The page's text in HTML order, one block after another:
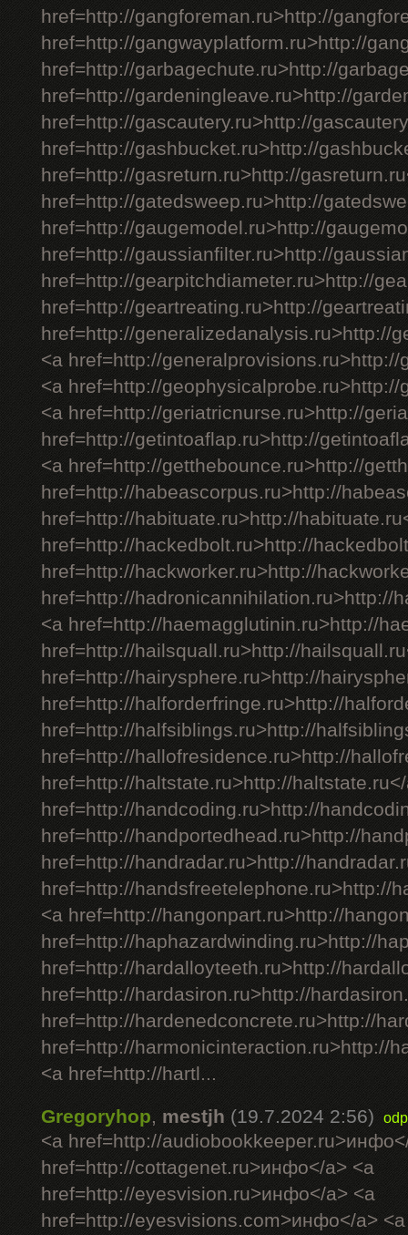
href=http://gangforeman.ru>http://
href=http://gangwayplatform.ru>http://
href=http://garbagechute.ru>http://
href=http://gardeningleave.ru>http://
href=http://gascautery.ru>http://
href=http://gashbucket.ru>http://
href=http://gasreturn.ru>http://
href=http://gatedsweep.ru>http://
href=http://gaugemodel.ru>http://
href=http://gaussianfilter.ru>http://
href=http://gearpitchdiameter.ru>http://
href=http://geartreating.ru>http://
href=http://generalizedanalysis.ru>http://
<a href=http://
<a href=http://
<a href=http://geriatricnurse.ru>http://
href=http://getintoaflap.ru>http://
<a href=http://getthebounce.ru>http://
href=http://habeascorpus.ru>http://
href=http://habituate.ru>http://
href=http://hackedbolt.ru>http://
href=http://hackworker.ru>http://
href=http://hadronicannihilation.ru>http://
<a href=http://haemagglutinin.ru>http://
href=http://hailsquall.ru>http://
href=http://hairysphere.ru>http://
href=http://halforderfringe.ru>http://
href=http://halfsiblings.ru>http://
href=http://hallofresidence.ru>http://
href=http://haltstate.ru>http://
href=http://handcoding.ru>http://
href=http://handportedhead.ru>http://
href=http://handradar.ru>http://
href=http://handsfreetelephone.ru>http://
<a href=http://hangonpart.ru>http://
href=http://haphazardwinding.ru>http://
href=http://hardalloyteeth.ru>http://
href=http://hardasiron.ru>http://
href=http://hardenedconcrete.ru>http://
href=http://harmonicinteraction.ru>http://
<a href=http://hartl...
Gregoryhop,mestjh (19.7.2024 2:56)
<a href=http://
href=http://cottagenet.ru>инфо</a> <a
href=http://eyesvision.ru>инфо</a> <a
href=http://eyesvisions.com>инфо</a> <a